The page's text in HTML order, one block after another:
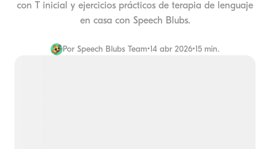
con T inicial y ejercicios prácticos de terapia de lenguaje
en casa con Speech Blubs.
Por Speech Blubs Team•14 abr 2026•15 min.